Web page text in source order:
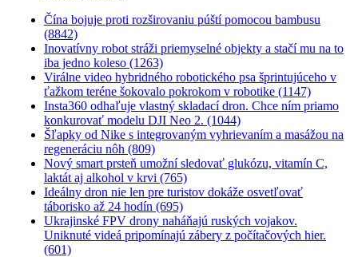
Čína bojuje proti rozširovaniu púští pomocou bambusu
(8842)
Inovatívny robot stráži priemyselné objekty a stačí mu na to
iba jedno koleso (1263)
Virálne video hybridného robotického psa šprintujúceho v
ťažkom teréne šokovalo pokrokom v robotike (1147)
Insta360 odhaľuje vlastný skladací dron. Chce ním priamo
konkurovať modelu DJI Neo 2. (1044)
Šľapky od Nike s integrovaným vyhrievaním a masážou na
regeneráciu nôh (809)
Nový smart prsteň umožní sledovať glukózu, vitamín C,
laktát aj alkohol v krvi (765)
Ideálny dron nie len pre turistov dokáže osvetľovať
táborisko až 24 hodín (695)
Ukrajinské FPV drony naháňajú ruských vojakov.
Uniknuté videá pripomínajú zábery z počítačových hier.
(601)